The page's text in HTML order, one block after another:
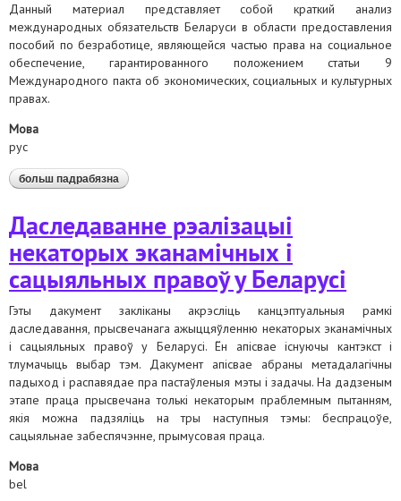
Данный материал представляет собой краткий анализ
международных обязательств Беларуси в области предоставления
пособий по безработице, являющейся частью права на социальное
обеспечение, гарантированного положением статьи 9
Международного пакта об экономических, социальных и культурных
правах.
Мова
рус
больш падрабязна аб аналитическая записка по вопросу
международных стандартов в сфере
применяемых к беларуси как государству-
участнику международного пакта об
экономических, социальных и культурных правах
Даследаванне рэалізацыі
некаторых эканамічных і
сацыяльных правоў у Беларусі
Гэты дакумент закліканы акрэсліць канцэптуальныя рамкі
даследавання, прысвечанага ажыццяўленню некаторых эканамічных
і сацыяльных правоў у Беларусі. Ён апісвае існуючы кантэкст і
тлумачыць выбар тэм. Дакумент апісвае абраны метадалагічны
падыход і распавядае пра пастаўленыя мэты і задачы. На дадзеным
этапе праца прысвечана толькі некаторым праблемным пытанням,
якія можна падзяліць на тры наступныя тэмы: беспрацоўе,
сацыяльнае забеспячэнне, прымусовая праца.
Мова
bel